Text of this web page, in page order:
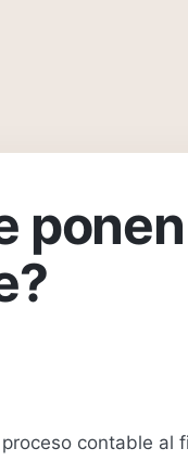
contable al